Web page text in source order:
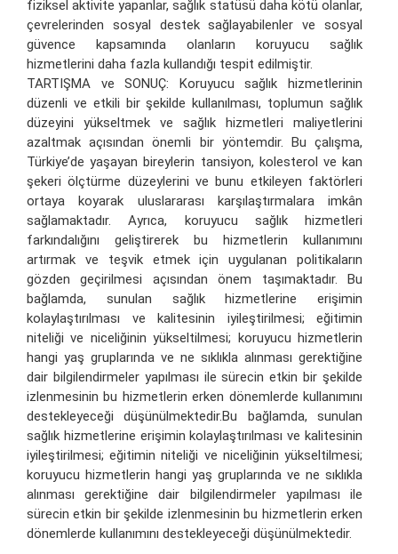
fiziksel aktivite yapanlar, sağlık statüsü daha kötü olanlar,
çevrelerinden sosyal destek sağlayabilenler ve sosyal
güvence kapsamında olanların koruyucu sağlık
hizmetlerini daha fazla kullandığı tespit edilmiştir.
TARTIŞMA ve SONUÇ: Koruyucu sağlık hizmetlerinin
düzenli ve etkili bir şekilde kullanılması, toplumun sağlık
düzeyini yükseltmek ve sağlık hizmetleri maliyetlerini
azaltmak açısından önemli bir yöntemdir. Bu çalışma,
Türkiye’de yaşayan bireylerin tansiyon, kolesterol ve kan
şekeri ölçtürme düzeylerini ve bunu etkileyen faktörleri
ortaya koyarak uluslararası karşılaştırmalara imkân
sağlamaktadır. Ayrıca, koruyucu sağlık hizmetleri
farkındalığını geliştirerek bu hizmetlerin kullanımını
artırmak ve teşvik etmek için uygulanan politikaların
gözden geçirilmesi açısından önem taşımaktadır. Bu
bağlamda, sunulan sağlık hizmetlerine erişimin
kolaylaştırılması ve kalitesinin iyileştirilmesi; eğitimin
niteliği ve niceliğinin yükseltilmesi; koruyucu hizmetlerin
hangi yaş gruplarında ve ne sıklıkla alınması gerektiğine
dair bilgilendirmeler yapılması ile sürecin etkin bir şekilde
izlenmesinin bu hizmetlerin erken dönemlerde kullanımını
destekleyeceği düşünülmektedir.Bu bağlamda, sunulan
sağlık hizmetlerine erişimin kolaylaştırılması ve kalitesinin
iyileştirilmesi; eğitimin niteliği ve niceliğinin yükseltilmesi;
koruyucu hizmetlerin hangi yaş gruplarında ve ne sıklıkla
alınması gerektiğine dair bilgilendirmeler yapılması ile
sürecin etkin bir şekilde izlenmesinin bu hizmetlerin erken
dönemlerde kullanımını destekleyeceği düşünülmektedir.